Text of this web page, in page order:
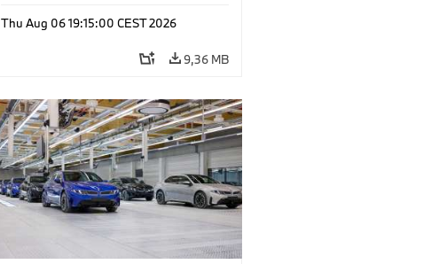
Thu Aug 06 19:15:00 CEST 2026
9,36 MB